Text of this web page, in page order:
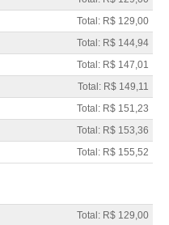
Total: R$ 129,00
Total: R$ 144,94
Total: R$ 147,01
Total: R$ 149,11
Total: R$ 151,23
Total: R$ 153,36
Total: R$ 155,52
Total: R$ 129,00